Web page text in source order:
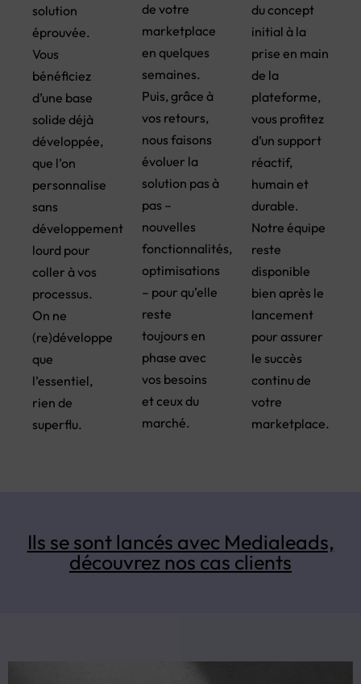
solution
éprouvée.
Vous
bénéficiez
d’une base
solide déjà
développée,
que l’on
personnalise
sans
développement
lourd pour
coller à vos
processus.
On ne
(re)développe
que
l’essentiel,
rien de
superflu.
de votre
marketplace
en quelques
semaines.
Puis, grâce à
vos retours,
nous faisons
évoluer la
solution pas à
pas –
nouvelles
fonctionnalités,
optimisations
– pour qu’elle
reste
toujours en
phase avec
vos besoins
et ceux du
marché.
du concept
initial à la
prise en main
de la
plateforme,
vous profitez
d’un support
réactif,
humain et
durable.
Notre équipe
reste
disponible
bien après le
lancement
pour assurer
le succès
continu de
votre
marketplace.
Ils se sont lancés avec Medialeads,
découvrez nos cas clients